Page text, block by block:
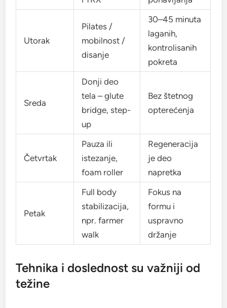
Utorak
Pilates /
mobilnost /
disanje
30–45 minuta
laganih,
kontrolisanih
pokreta
Sreda
Donji deo
tela – glute
bridge, step-
up
Bez štetnog
opterećenja
Četvrtak
Pauza ili
istezanje,
foam roller
Regeneracija
je deo
napretka
Petak
Full body
stabilizacija,
npr. farmer
walk
Fokus na
formu i
uspravno
držanje
Tehnika i doslednost su važniji od
težine